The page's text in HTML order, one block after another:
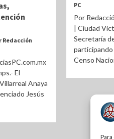
Redacción
El
Anaya
Jesús
PC
Por
| Ciudad
Secretaría
Censo